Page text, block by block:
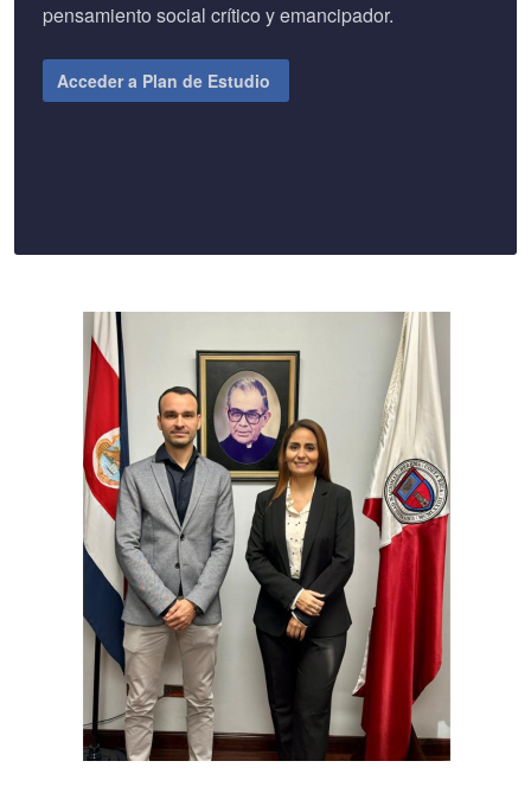
pensamiento social crítico y emancipador.
Acceder a Plan de Estudio